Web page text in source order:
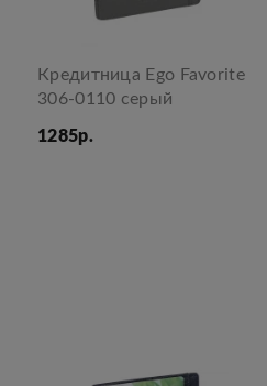
Кредитница Ego Favorite
306-0110 серый
1285р.